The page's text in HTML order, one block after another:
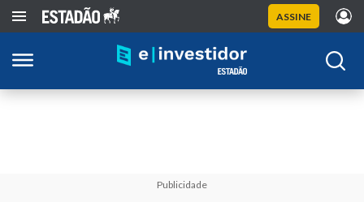
ASSINE
Publicidade